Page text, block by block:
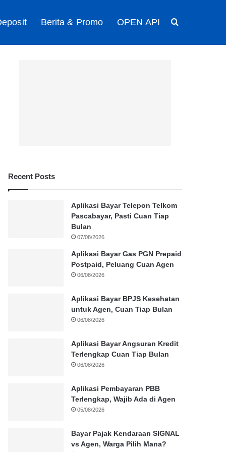
Berita & Promo OPEN API
Recent Posts
Aplikasi Bayar Telepon Telkom
Pascabayar, Pasti Cuan Tiap
Bulan
07/08/2026
Aplikasi Bayar Gas PGN Prepaid
Postpaid, Peluang Cuan Agen
06/08/2026
Aplikasi Bayar BPJS Kesehatan
untuk Agen, Cuan Tiap Bulan
06/08/2026
Aplikasi Bayar Angsuran Kredit
Terlengkap Cuan Tiap Bulan
06/08/2026
Aplikasi Pembayaran PBB
Terlengkap, Wajib Ada di Agen
05/08/2026
Bayar Pajak Kendaraan SIGNAL
vs Agen, Warga Pilih Mana?